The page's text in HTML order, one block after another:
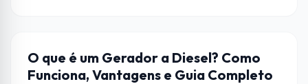
DICAS
O que é um Gerador a Diesel? Como
Funciona, Vantagens e Guia Completo